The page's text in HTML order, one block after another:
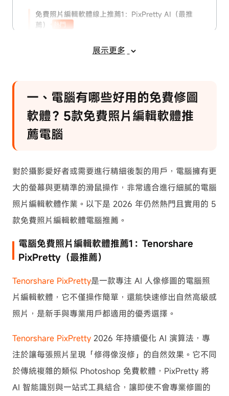
免費照片編輯軟體線上推薦1：PixPretty AI（最推
薦）
熱門
免費照片編輯軟體線上推薦5：Fotor
三、手機如何編輯照片？5款手機免費照
片編輯軟體下載
手機免費照片編輯軟體下載推薦2：Picsart
手機免費照片編輯軟體下載推薦3：PhotoDirector
手機免費照片編輯軟體下載推薦4：BeautyPlus
手機免費照片編輯軟體下載推薦5：YouCam Perfect
四、結語
展示更多
一、電腦有哪些好用的免費修圖
軟體？5款免費照片編輯軟體推
薦電腦
對於攝影愛好者或需要進行精細後製的用戶，電腦擁有更
大的螢幕與更精準的滑鼠操作，非常適合進行細膩的電腦
照片編輯軟體作業。以下是 2026 年仍然熱門且實用的 5
款免費照片編輯軟體電腦推薦。
電腦免費照片編輯軟體推薦1：Tenorshare
PixPretty（最推薦）
Tenorshare PixPretty是一款專注 AI 人像修圖的電腦照
片編輯軟體，它不僅操作簡單，還能快速修出自然高級感
照片，是新手與專業用戶都適用的優秀選擇。
Tenorshare PixPretty 2026 年持續優化 AI 演算法，專
注於讓每張照片呈現「修得像沒修」的自然效果。它不同
於傳統複雜的類似 Photoshop 免費軟體，PixPretty 將
AI 智能識別與一站式工具結合，讓即使不會專業修圖的